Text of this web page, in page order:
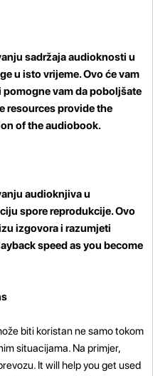
sadržaja audioknosti u
u isto vrijeme. Ovo će vam
vam da poboljšate
resources provide the
of the audiobook.
audioknjiva u
spore reprodukcije. Ovo
izgovora i razumjeti
speed as you become
biti koristan ne samo tokom
situacijama. Na primjer,
It will help you get used